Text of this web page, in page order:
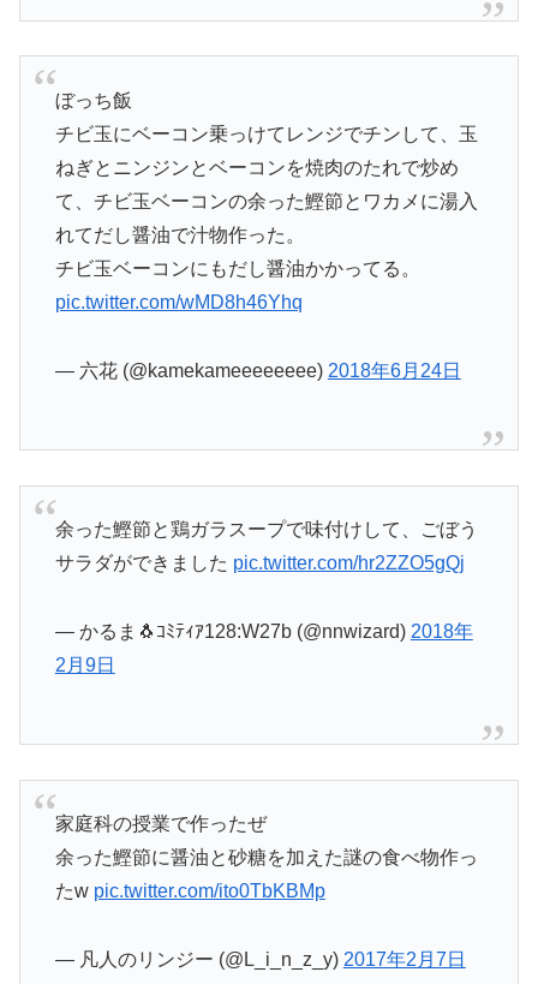
ぼっち飯
チビ玉にベーコン乗っけてレンジでチンして、玉
ねぎとニンジンとベーコンを焼肉のたれで炒め
て、チビ玉ベーコンの余った鰹節とワカメに湯入
れてだし醤油で汁物作った。
チビ玉ベーコンにもだし醤油かかってる。
pic.twitter.com/wMD8h46Yhq
— 六花 (@kamekameeeeeeee) 2018年6月24日
余った鰹節と鶏ガラスープで味付けして、ごぼう
サラダができました pic.twitter.com/hr2ZZO5gQj
— かるま🐧ｺﾐﾃｨｱ128:W27b (@nnwizard) 2018年
2月9日
家庭科の授業で作ったぜ
余った鰹節に醤油と砂糖を加えた謎の食べ物作っ
たw pic.twitter.com/ito0TbKBMp
— 凡人のリンジー (@L_i_n_z_y) 2017年2月7日